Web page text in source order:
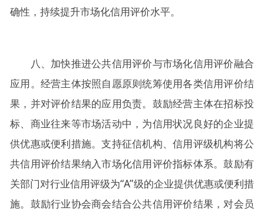
确性，持续提升市场化信用评价水平。
八、加快推进公共信用评价与市场化信用评价融合
应用。经营主体按照自愿原则统筹使用各类信用评价结
果，并对评价结果的应用负责。鼓励经营主体在招标投
标、商业往来等市场活动中，为信用状况良好的企业提
供优惠或便利措施。支持征信机构、信用评级机构将公
共信用评价结果纳入市场化信用评价指标体系。鼓励有
关部门对行业信用评级为“A”级的企业提供优惠或便利措
施。鼓励行业协会商会结合公共信用评价结果，对会员